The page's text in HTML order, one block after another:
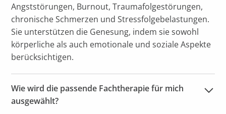
Angststörungen, Burnout, Traumafolgestörungen,
chronische Schmerzen und Stressfolgebelastungen.
Sie unterstützen die Genesung, indem sie sowohl
körperliche als auch emotionale und soziale Aspekte
berücksichtigen.
Wie wird die passende Fachtherapie für mich
ausgewählt?